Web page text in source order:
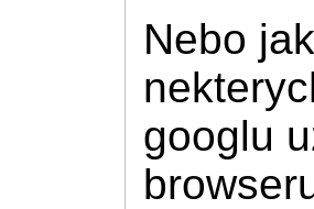
Nebo
googlu